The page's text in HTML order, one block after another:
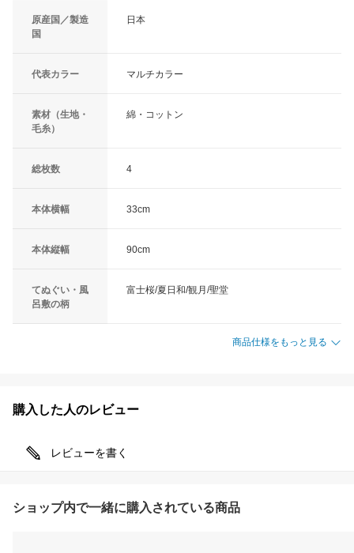
原産国／製造
国
日本
代表カラー マルチカラー
素材（生地・
毛糸）
綿・コットン
総枚数 4
本体横幅 33cm
本体縦幅 90cm
てぬぐい・風
呂敷の柄
富士桜/夏日和/観月/聖堂
商品仕様をもっと見る
購入した人のレビュー
レビューを書く
ショップ内で一緒に購入されている商品